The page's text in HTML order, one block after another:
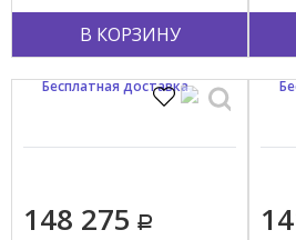
В КОРЗИНУ
148 275
Бесплатная доставка